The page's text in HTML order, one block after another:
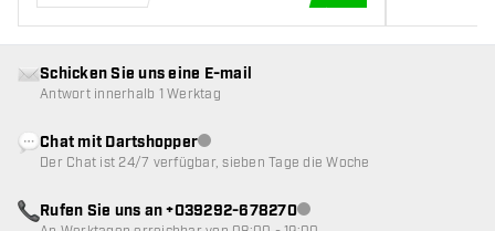
Schicken Sie uns eine E-mail
Antwort innerhalb 1 Werktag
Chat mit DartshopperKundenservice nicht verfügbar
Der Chat ist 24/7 verfügbar, sieben Tage die Woche
Rufen Sie uns an +039292-678270Kundenservice nicht